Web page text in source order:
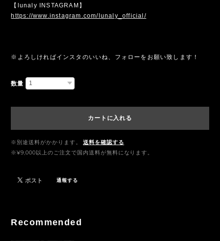
【lunaly INSTAGRAM】
https://www.instagram.com/lunaly_official/
※よろしければインスタのいいね、フォローをお願い致します！
数量
カートに入れる
※別途送料がかかります。
送料を確認する
※¥9,000以上のご注文で国内送料が無料になります。
通報する
Recommended